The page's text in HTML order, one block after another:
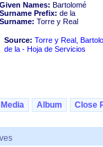
Given Names: Bartolomé
Surname Prefix: de la
Surname: Torre y Real
Source: Torre y Real,
de la - Hoja de Servicios
Media Album Close